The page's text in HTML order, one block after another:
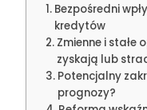
Bezpośredni
kredytów
Zmienne i stałe
zyskają lub
Potencjalny
prognozy?